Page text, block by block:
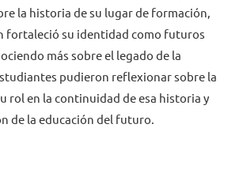
la historia de su lugar de formación,
fortaleció su identidad como futuros
más sobre el legado de la
pudieron reflexionar sobre la
rol en la continuidad de esa historia y
de la educación del futuro.